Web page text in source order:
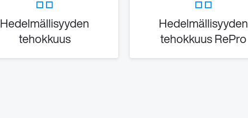
Hedelmällisyyden
tehokkuus
Hedelmällisyyden
tehokkuus RePro